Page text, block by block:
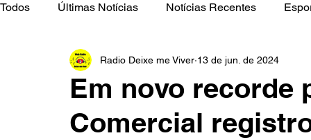
Todos Últimas Notícias Notícias Recentes
Economia Cidades Meio Ambiente Geral
Segurança Pública
Em novo recorde
Comercial
Radio Deixe me Viver 13 de jun. de 2024